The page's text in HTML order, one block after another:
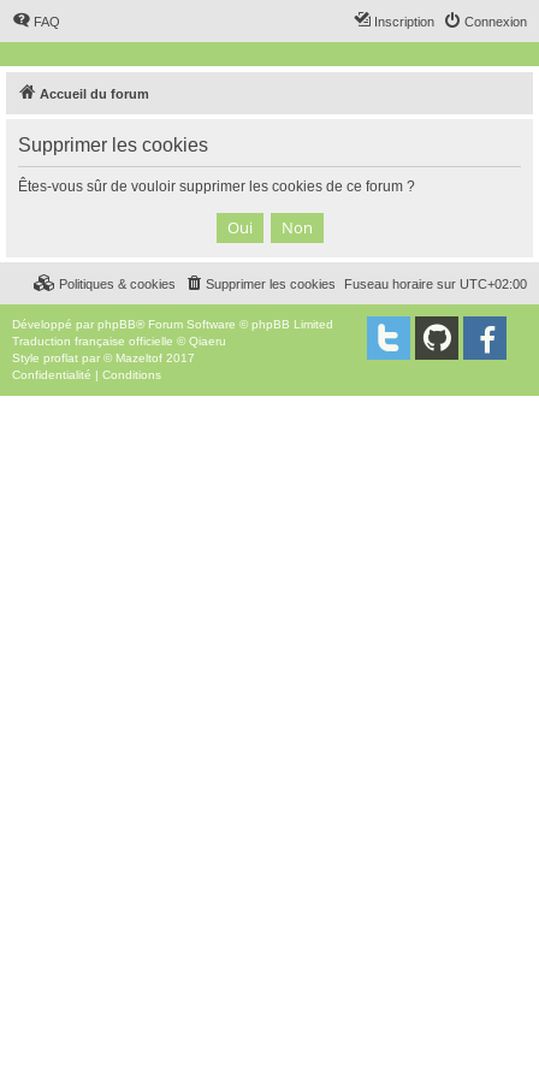
FAQ Connexion
Inscription
Accueil du forum
Supprimer les cookies
Êtes-vous sûr de vouloir supprimer les cookies de ce forum ?
Fuseau horaire sur UTC+02:00
Supprimer les cookies
Politiques & cookies
Développé par phpBB® Forum Software © phpBB Limited
Traduction française officielle ©Qiaeru
Style proflat par © Mazeltof 2017
Confidentialité | Conditions